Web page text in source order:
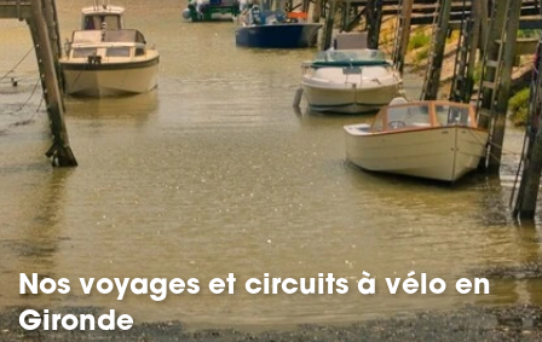
Nos voyages et circuits à vélo en
Gironde